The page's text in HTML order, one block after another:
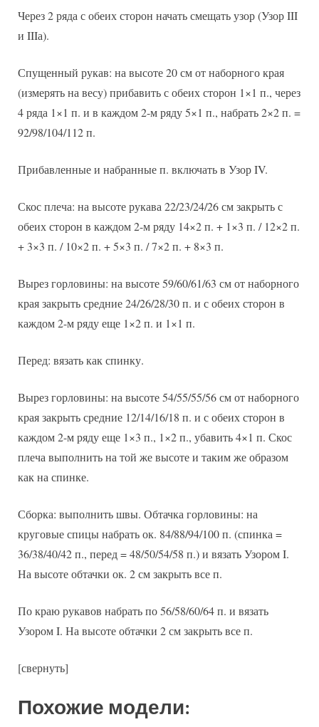
Через 2 ряда с обеих сторон начать смещать узор (Узор III
и IIIа).
Спущенный рукав: на высоте 20 см от наборного края
(измерять на весу) прибавить с обеих сторон 1×1 п., через
4 ряда 1×1 п. и в каждом 2-м ряду 5×1 п., набрать 2×2 п. =
92/98/104/112 п.
Прибавленные и набранные п. включать в Узор IV.
Скос плеча: на высоте рукава 22/23/24/26 см закрыть с
обеих сторон в каждом 2-м ряду 14×2 п. + 1×3 п. / 12×2 п.
+ 3×3 п. / 10×2 п. + 5×3 п. / 7×2 п. + 8×3 п.
Вырез горловины: на высоте 59/60/61/63 см от наборного
края закрыть средние 24/26/28/30 п. и с обеих сторон в
каждом 2-м ряду еще 1×2 п. и 1×1 п.
Перед: вязать как спинку.
Вырез горловины: на высоте 54/55/55/56 см от наборного
края закрыть средние 12/14/16/18 п. и с обеих сторон в
каждом 2-м ряду еще 1×3 п., 1×2 п., убавить 4×1 п. Скос
плеча выполнить на той же высоте и таким же образом
как на спинке.
Сборка: выполнить швы. Обтачка горловины: на
круговые спицы набрать ок. 84/88/94/100 п. (спинка =
36/38/40/42 п., перед = 48/50/54/58 п.) и вязать Узором I.
На высоте обтачки ок. 2 см закрыть все п.
По краю рукавов набрать по 56/58/60/64 п. и вязать
Узором I. На высоте обтачки 2 см закрыть все п.
[свернуть]
Похожие модели: